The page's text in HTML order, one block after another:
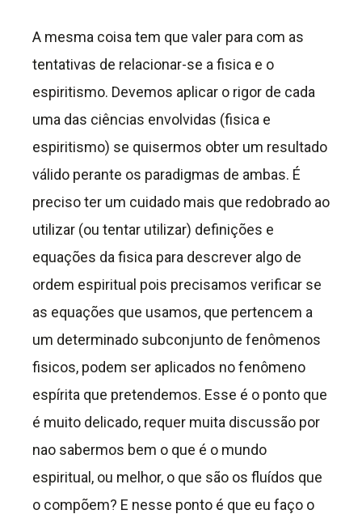
A mesma coisa tem que valer para com as
tentativas de relacionar-se a fisica e o
espiritismo. Devemos aplicar o rigor de cada
uma das ciências envolvidas (fisica e
espiritismo) se quisermos obter um resultado
válido perante os paradigmas de ambas. É
preciso ter um cuidado mais que redobrado ao
utilizar (ou tentar utilizar) definições e
equações da fisica para descrever algo de
ordem espiritual pois precisamos verificar se
as equações que usamos, que pertencem a
um determinado subconjunto de fenômenos
fisicos, podem ser aplicados no fenômeno
espírita que pretendemos. Esse é o ponto que
é muito delicado, requer muita discussão por
nao sabermos bem o que é o mundo
espiritual, ou melhor, o que são os fluídos que
o compõem? E nesse ponto é que eu faço o